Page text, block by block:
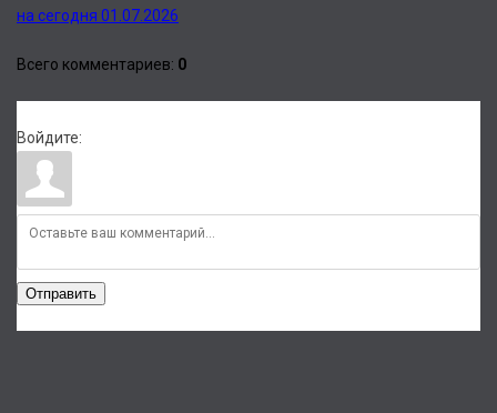
на сегодня 01.07.2026
Всего комментариев: 0
Войдите:
Отправить